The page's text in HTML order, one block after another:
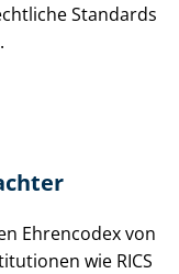
Standards
Ehrencodex von
wie RICS